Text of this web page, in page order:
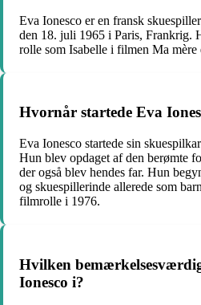
Eva Ionesco er en fransk
den 18. juli 1965 i Paris, Frankrig.
rolle som Isabelle i filmen Ma mère
Hvornår startede Eva
Eva Ionesco startede sin
Hun blev opdaget af den berømte
der også blev hendes far. Hun
og skuespillerinde allerede som
filmrolle i 1976.
Hvilken
Ionesco i?